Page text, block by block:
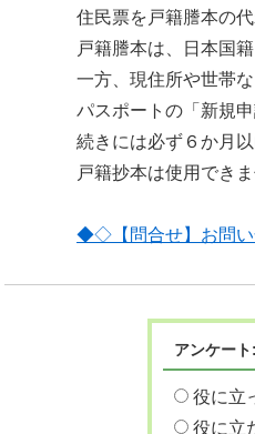
住民票を戸籍謄本の
戸籍謄本は、日本国
一方、現住所や世帯
パスポートの「新規
続きには必ず６か月
戸籍抄本は使用でき
◆◇【問合せ】お問
アンケー
役に立
役に立